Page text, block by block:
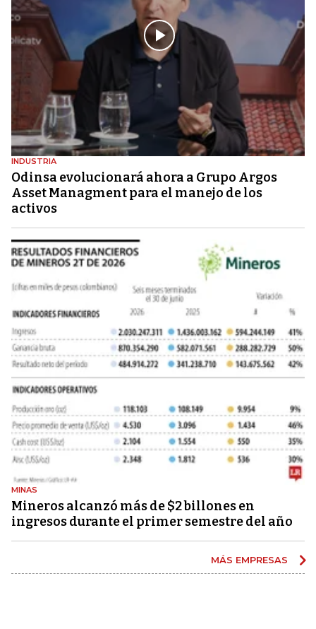
INDUSTRIA
Odinsa evolucionará ahora a Grupo Argos
Asset Managment para el manejo de los
activos
MINAS
Mineros alcanzó más de $2 billones en
ingresos durante el primer semestre del año
MÁS EMPRESAS